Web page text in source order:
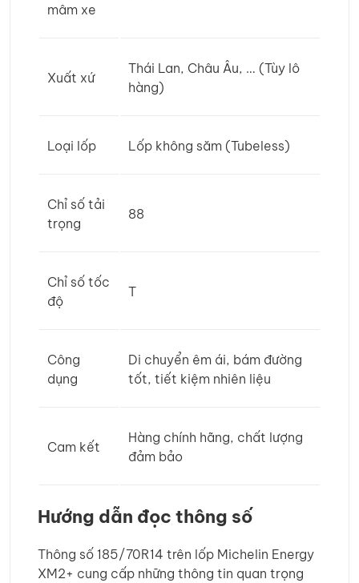
mâm xe
Xuất xứ
Thái Lan, Châu Âu, … (Tùy lô
hàng)
Loại lốp Lốp không săm (Tubeless)
Chỉ số tải
trọng
88
Chỉ số tốc
độ
T
Công
dụng
Di chuyển êm ái, bám đường
tốt, tiết kiệm nhiên liệu
Cam kết
Hàng chính hãng, chất lượng
đảm bảo
Hướng dẫn đọc thông số
Thông số 185/70R14 trên lốp Michelin Energy
XM2+ cung cấp những thông tin quan trọng